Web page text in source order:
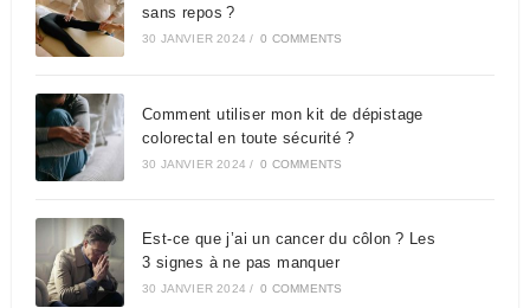
sans repos ?
30 JANVIER 2024 / 0 COMMENTS
Comment utiliser mon kit de dépistage
colorectal en toute sécurité ?
30 JANVIER 2024 / 0 COMMENTS
Est-ce que j’ai un cancer du côlon ? Les
3 signes à ne pas manquer
30 JANVIER 2024 / 0 COMMENTS